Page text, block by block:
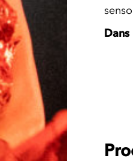
Dans